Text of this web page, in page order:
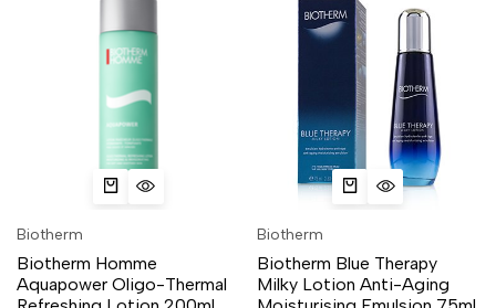
Biotherm
Biotherm Homme
Aquapower Oligo-Thermal
Biotherm
Biotherm Blue Therapy
Milky Lotion Anti-Aging